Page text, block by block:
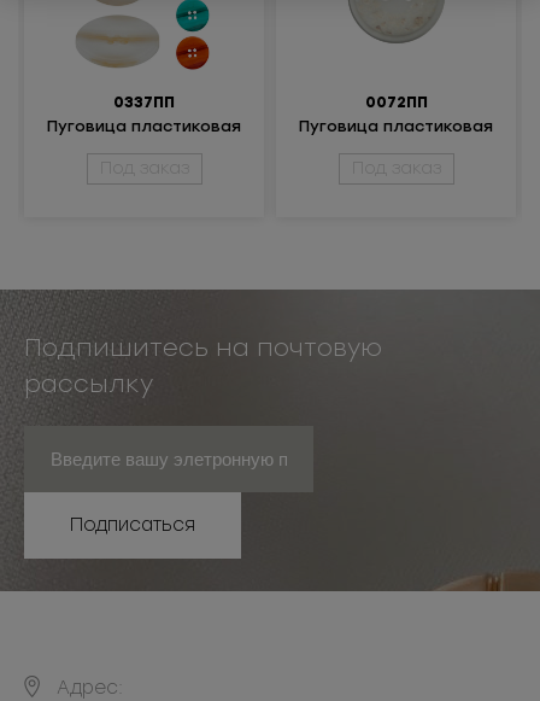
0337ПП
Пуговица пластиковая
Под заказ
0072ПП
Пуговица пластиковая
Под заказ
Подпишитесь на почтовую
рассылку
Подписаться
Адрес: